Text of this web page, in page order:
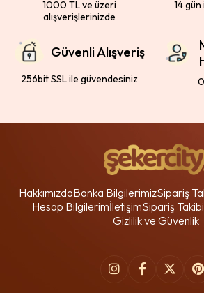
1000 TL ve üzeri
alışverişlerinizde
14
Güvenli Alışveriş
256bit SSL ile güvendesiniz
HakkımızdaBanka BilgilerimizSipariş
Hesap BilgilerimİletişimSipariş Takibi
Gizlilik ve Güvenlik